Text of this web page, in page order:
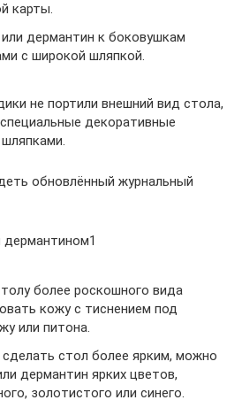
карты.
дермантин к боковушкам
с широкой шляпкой.
не портили внешний вид стола,
декоративные
обновлённый журнальный
более роскошного вида
кожу с тиснением под
или питона.
стол более ярким, можно
дермантин ярких цветов,
золотистого или синего.